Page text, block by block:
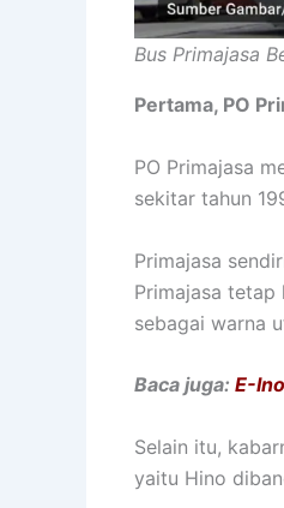
Bus Primajasa
Pertama, PO
PO Primajasa
sekitar tahun
Primajasa
Primajasa tetap
sebagai warna
Baca juga: E-
Selain itu,
yaitu Hino